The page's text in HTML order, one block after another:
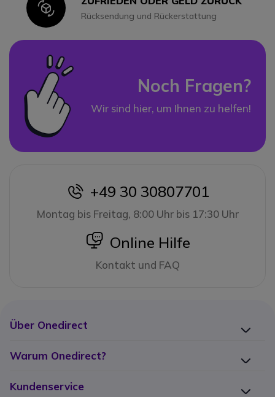
IconRücksendung und Rückerstattung
Noch Fragen?
Wir sind hier, um Ihnen zu helfen!
icon
+49 30 30807701
Montag bis Freitag, 8:00 Uhr bis 17:30 Uhr
icon
Online Hilfe
Kontakt und FAQ
Über Onedirect
Warum Onedirect?
Kundenservice